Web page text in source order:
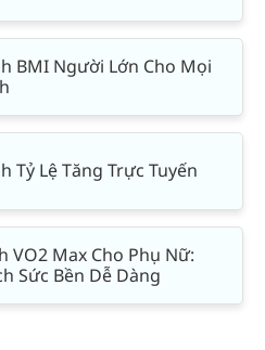
BMI Người Lớn Cho Mọi
Tỷ Lệ Tăng Trực Tuyến
VO2 Max Cho Phụ Nữ:
Sức Bền Dễ Dàng